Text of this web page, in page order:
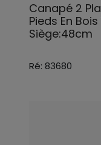
Canapé 2
Pieds En
Siège:48cm
Ré: 83680